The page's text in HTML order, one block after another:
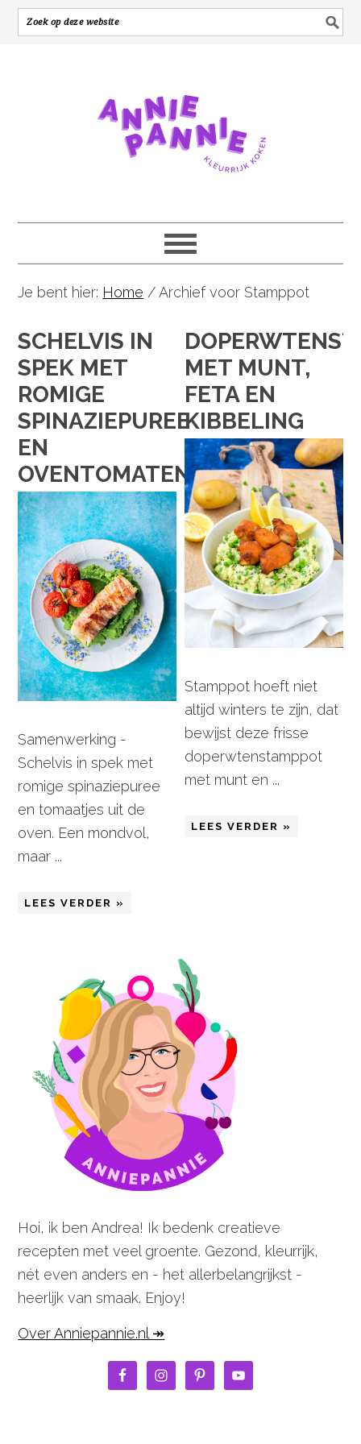
Je bent hier: Home /Archief voor Stamppot
SCHELVIS IN
SPEK MET
ROMIGE
SPINAZIEPUREE
EN
OVENTOMATEN
Samenwerking -
Schelvis in spek met
romige spinaziepuree
en tomaatjes uit de
oven. Een mondvol,
maar ...
LEES VERDER »
MET MUNT,
FETA EN
KIBBELING
Stamppot hoeft niet
altijd winters te zijn, dat
bewijst deze frisse
doperwtenstamppot
met munt en ...
LEES VERDER »
Hoi, ik ben Andrea! Ik bedenk creatieve
recepten met veel groente. Gezond, kleurrijk,
nét even anders en - het allerbelangrijkst -
heerlijk van smaak. Enjoy!
Over Anniepannie.nl ↠